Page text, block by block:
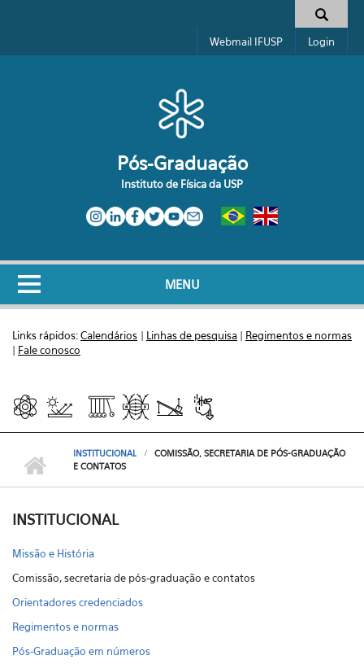
Formulário de busca
Webmail IFUSP Login
Pós-Graduação
Instituto de Física da USP
MENU
Links rápidos:Calendários | Linhas de pesquisa | Regimentos e normas
| Fale conosco
INSTITUCIONAL
COMISSÃO, SECRETARIA DE PÓS-GRADUAÇÃO
E CONTATOS
INSTITUCIONAL
Missão e História
Comissão, secretaria de pós-graduação e contatos
Orientadores credenciados
Regimentos e normas
Pós-Graduação em números